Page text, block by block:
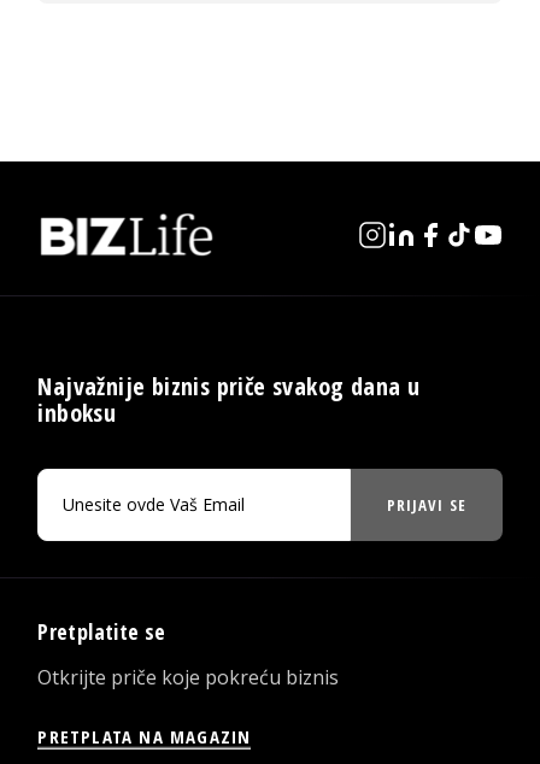
Najvažnije biznis priče svakog dana u
inboksu
PRIJAVI SE
Pretplatite se
Otkrijte priče koje pokreću biznis
PRETPLATA NA MAGAZIN